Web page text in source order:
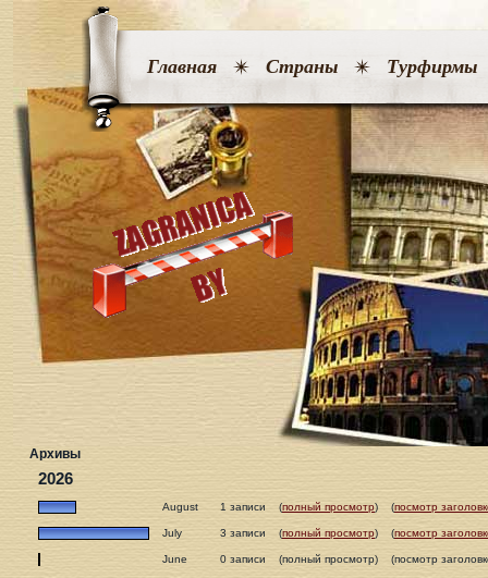
Главная Страны Турфирмы
Архивы
2026
August 1 записи (полный просмотр) (посмотр
July 3 записи (полный просмотр) (посмотр
June 0 записи (полный просмотр) (посмотр